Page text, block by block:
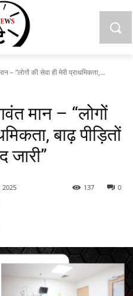
– “लोगों की सेवा ही मेरी प्राथमिकता,...
मान – “लोगों
बाढ़ पीड़ितों
2025 0
137